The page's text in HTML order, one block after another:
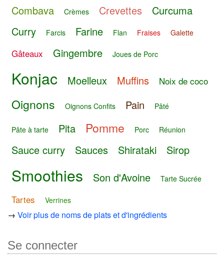
Combava Crèmes Crevettes
Curcuma
Curry
Farcis Farine Flan Fraises Galette
Gâteaux Gingembre Joues de Porc
Konjac Moelleux Muffins Noix de coco
Oignons Oignons Confits Pain Pâté
Pâte à tarte Pita Pomme Porc Réunion
Sauce curry Sauces Shirataki Sirop
Smoothies Son d'Avoine Tarte Sucrée
Tartes Verrines
→ Voir plus de noms de plats et d'ingrédients
Se connecter